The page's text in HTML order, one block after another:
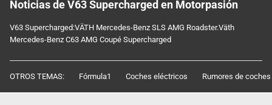
Noticias de V63 Supercharged en Motorpasión
V63 Supercharged:VÄTH Mercedes-Benz SLS AMG Roadster.Väth
Mercedes-Benz C63 AMG Coupé Supercharged
OTROS TEMAS: Fórmula1 Coches eléctricos Rumores de coches